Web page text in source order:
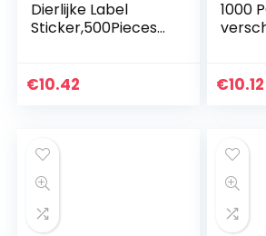
Dierlijke Label
Sticker,500Pieces
Motivational
€10.42
1000
voor
€10.12